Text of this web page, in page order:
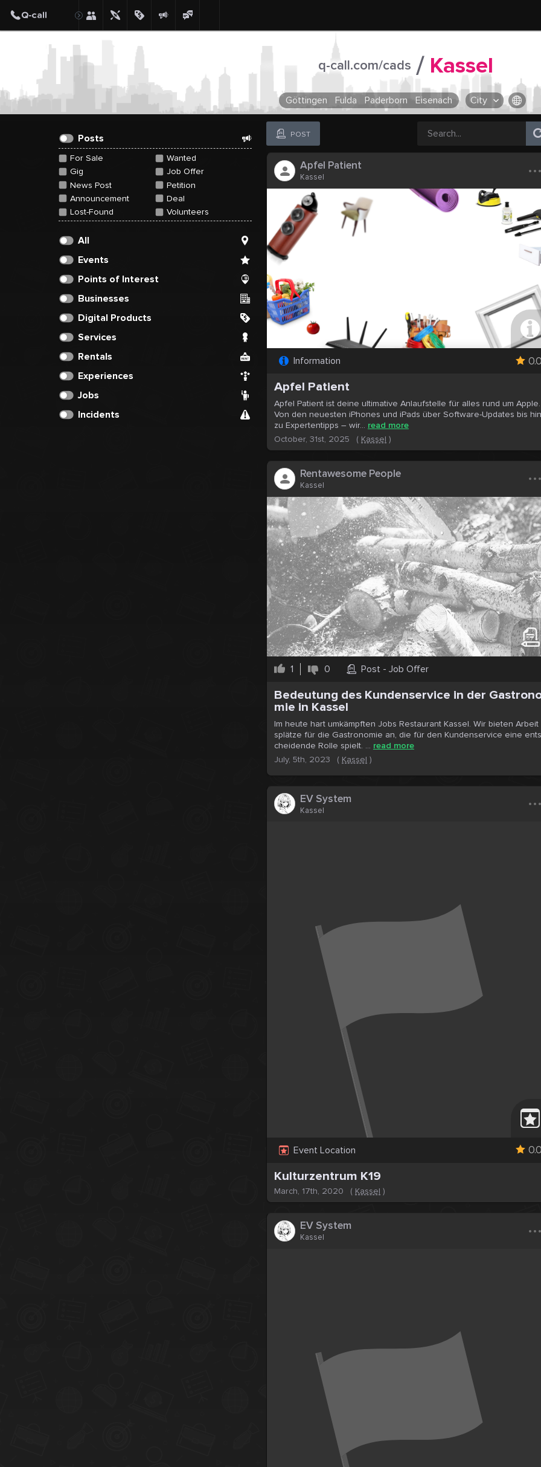
q-call.com/cads / Kassel
City
Göttingen Fulda Paderborn Eisenach
Posts
For Sale
Wanted
Gig
Job Offer
News Post
Petition
Announcement
Deal
Lost-Found
Volunteers
All
Events
Points of Interest
Businesses
Digital Products
Services
Rentals
Experiences
Jobs
Incidents
POST
Create Post
Apfel Patient
Kassel
Information
Apfel Patient
Apfel Patient ist deine ultimative Anlaufstelle für alles rund um Apple.
Von den neuesten iPhones und iPads über Software-Updates bis hin
zu Expertentipps – wir... read more
October, 31st, 2025
( Kassel )
Rentawesome People
Kassel
1 0 Post - Job Offer
Bedeutung des Kundenservice in der
mie in Kassel
Im heute hart umkämpften Jobs Restaurant Kassel. Wir bieten Arbeit
splätze für die Gastronomie an, die für den Kundenservice eine ents
cheidende Rolle spielt. ... read more
July, 5th, 2023
( Kassel )
EV System
Kassel
Event Location
Kulturzentrum K19
March, 17th, 2020 ( Kassel )
EV System
Kassel
Post